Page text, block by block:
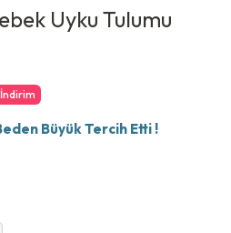
Uyku Tulumu
İndirim
Büyük Tercih Etti !